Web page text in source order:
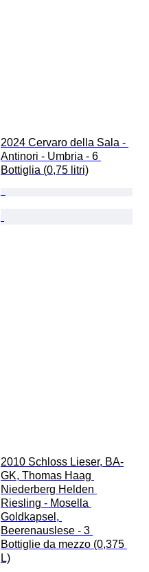
2024 Cervaro della Sala -
Antinori - Umbria - 6
Bottiglia (0,75 litri)
2010 Schloss Lieser, BA-
GK, Thomas Haag
Niederberg Helden
Riesling - Mosella
Goldkapsel,
Beerenauslese - 3
Bottiglie da mezzo (0,375
L)